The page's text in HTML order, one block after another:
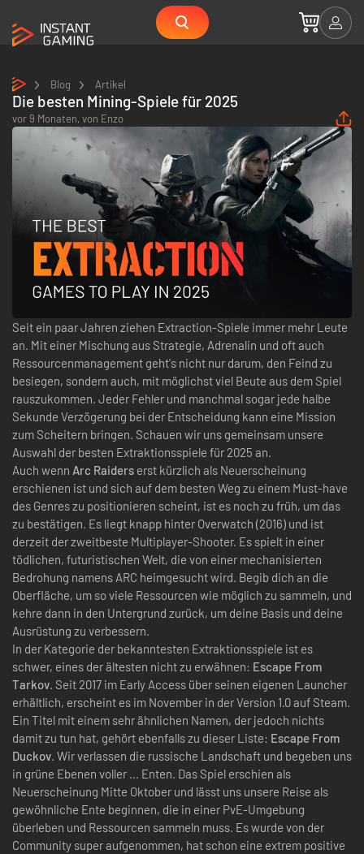
Blog Artikel
Die besten Mining-Spiele für 2025
vor 9 Monaten, von Enzo
Seit ein paar Jahren ziehen Extraction-Spiele immer mehr Leute
an. Mit einer Mischung aus Strategie, Adrenalin und oft auch
Ressourcenmanagement geht's nicht nur darum, den Feind zu
besiegen, sondern auch, mit möglichst viel Beute aus dem Spiel
rauszukommen. Jeder Fehler und manchmal sogar jede halbe
Sekunde Verzögerung bei der Entscheidung kann eine Mission
zum Scheitern bringen. Schauen wir uns gemeinsam unsere
Auswahl der besten Extraktionsspiele für 2025 an.
Auch wenn Arc Raiders erst kürzlich als Neuerscheinung
erschienen ist und sich auf dem besten Weg zu einem Must-have
des Genres zu positionieren scheint, ist es noch zu früh, um das
zu bestätigen. Es liegt knapp hinter Overwatch (2016) und ist
derzeit der zweitbeste Multiplayer-Shooter. Es spielt in einer
tödlichen, futuristischen Welt, die von einer mechanisierten
Bedrohung namens ARC heimgesucht wird. Begib dich an die
Oberfläche, um so viele Ressourcen wie möglich zu sammeln, und
kehre dann in den Untergrund zurück, um deine Basis und deine
Ausrüstung zu verbessern.
In der Kategorie der bekanntesten Extraktionsspiele ist es
schwer, eines der ältesten nicht zu erwähnen: Escape From
Tarkov. Seit 2017 im Early Access über seinen eigenen Launcher
erhältlich, erscheint es im November in der Version 1.0 auf Steam.
Ein Titel mit einem sehr ähnlichen Namen, der jedoch nichts
damit zu tun hat, gehört ebenfalls zu dieser Liste: Escape From
Duckov. Wir verlassen die russische Landschaft und begeben uns
in grüne Ebenen voller ... Enten. Das Spiel erschien als
Neuerscheinung Mitte Oktober und lässt uns unsere Reise als
gewöhnliche Ente beginnen, die in einer PvE-Umgebung
überleben und Ressourcen sammeln muss. Es wurde von der
Community super aufgenommen, hat schon eine extrem positive